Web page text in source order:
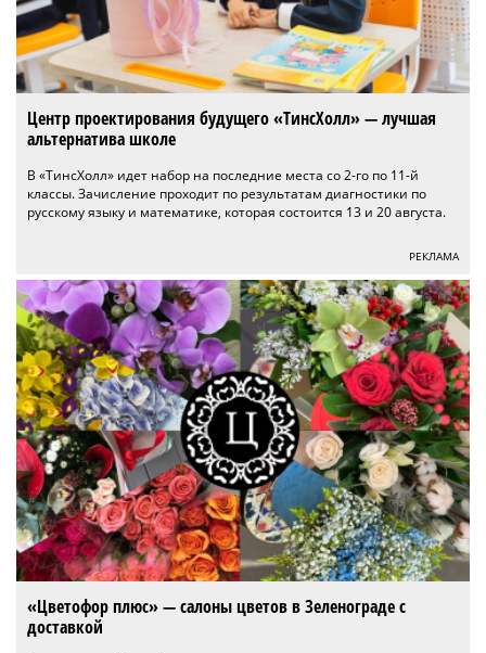
Центр проектирования будущего «ТинсХолл» — лучшая
альтернатива школе
В «ТинсХолл» идет набор на последние места со 2-го по 11-й
классы. Зачисление проходит по результатам диагностики по
русскому языку и математике, которая состоится 13 и 20 августа.
РЕКЛАМА
«Цветофор плюс» — салоны цветов в Зеленограде с
доставкой